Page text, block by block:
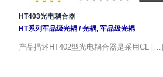
HT403光电耦合器
HT系列军品级光耦/光耦, 军品级光耦
产品描述HT402型光电耦合器是采用CL […]